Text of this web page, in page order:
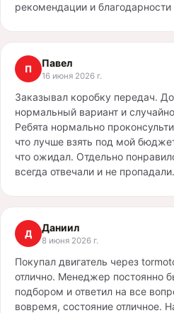
рекомендации и благодарности
П Павел
16 июня 2026 г.
Заказывал коробку передач. До
нормальный вариант и
Ребята нормально
что лучше взять под мой
что ожидал. Отдельно
всегда отвечали и не пропадали.
Д Даниил
8 июня 2026 г.
Покупал двигатель через
отлично. Менеджер постоянно
подбором и ответил на все
вовремя, состояние отличное.